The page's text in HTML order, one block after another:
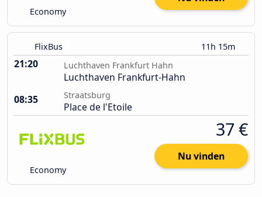
Economy
FlixBus 11h 15m
21:20 Luchthaven Frankfurt Hahn
Luchthaven Frankfurt-Hahn
08:35
Straatsburg
Place de l'Etoile
Economy
37 €
Nu vinden